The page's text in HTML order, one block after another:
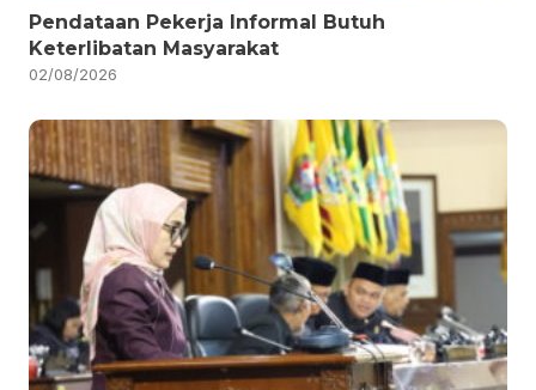
Pendataan Pekerja Informal Butuh
Keterlibatan Masyarakat
02/08/2026